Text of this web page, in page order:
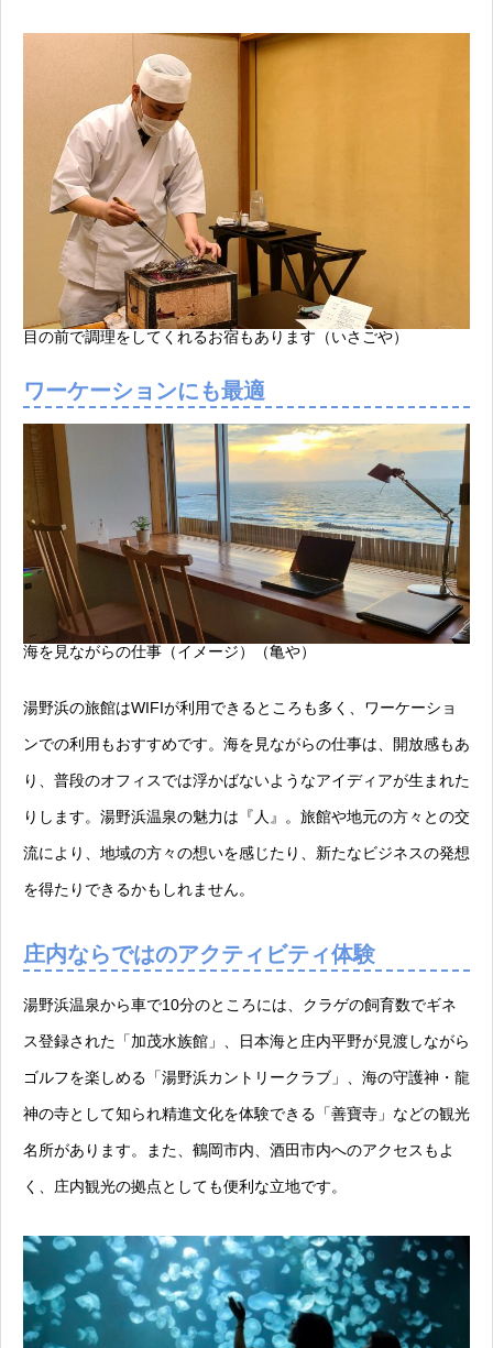
目の前で調理をしてくれるお宿もあります（いさごや）
ワーケーションにも最適
海を見ながらの仕事（イメージ）（亀や）
湯野浜の旅館はWIFIが利用できるところも多く、ワーケーショ
ンでの利用もおすすめです。海を見ながらの仕事は、開放感もあ
り、普段のオフィスでは浮かばないようなアイディアが生まれた
りします。湯野浜温泉の魅力は『人』。旅館や地元の方々との交
流により、地域の方々の想いを感じたり、新たなビジネスの発想
を得たりできるかもしれません。
庄内ならではのアクティビティ体験
湯野浜温泉から車で10分のところには、クラゲの飼育数でギネ
ス登録された「加茂水族館」、日本海と庄内平野が見渡しながら
ゴルフを楽しめる「湯野浜カントリークラブ」、海の守護神・龍
神の寺として知られ精進文化を体験できる「善寶寺」などの観光
名所があります。また、鶴岡市内、酒田市内へのアクセスもよ
く、庄内観光の拠点としても便利な立地です。